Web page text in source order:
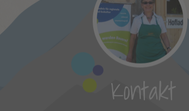
Kontakt